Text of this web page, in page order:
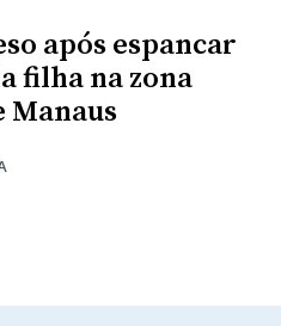
após espancar
filha na zona
Manaus